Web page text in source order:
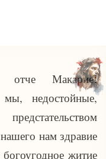
отче Макарие!
недостойные,
нам здравие
житие